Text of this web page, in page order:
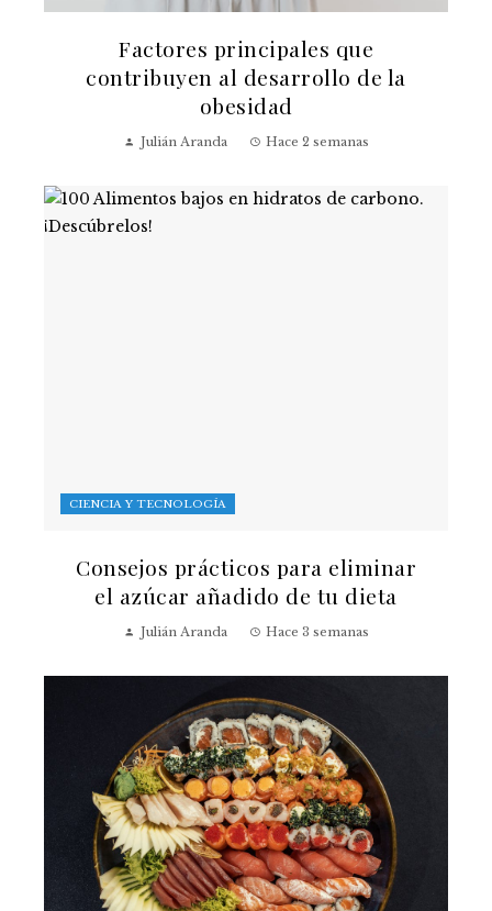
Factores principales que
contribuyen al desarrollo de la
obesidad
Julián Aranda Hace 2 semanas
CIENCIA Y TECNOLOGÍA
Consejos prácticos para eliminar
el azúcar añadido de tu dieta
Julián Aranda Hace 3 semanas